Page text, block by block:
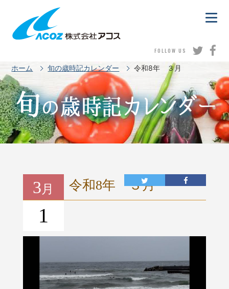
FOLLOW US
ホーム 旬の歳時記カレンダー 令和8年 ３月
3 月
1
令和8年 ３月